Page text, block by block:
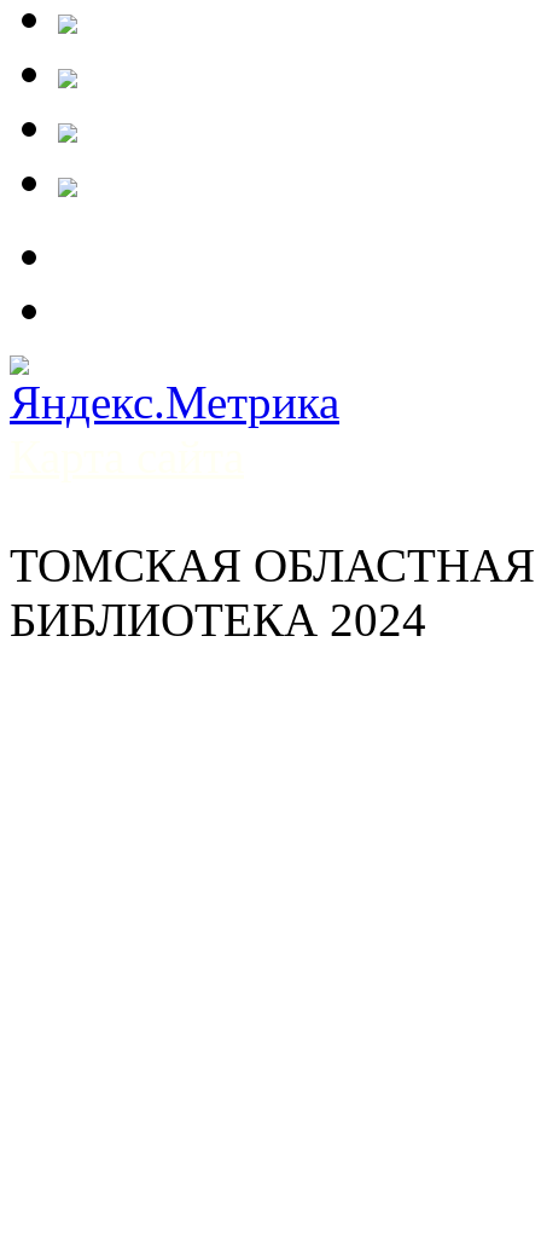
ТОМСКАЯ
БИБЛИОТЕКА 2024